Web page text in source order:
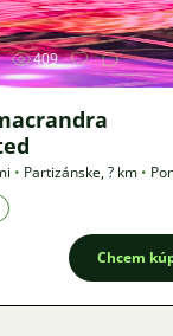
409
• Partizánske,? km •
Chcem